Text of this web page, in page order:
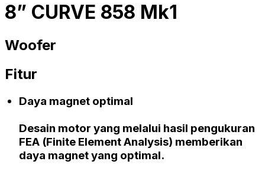
8” CURVE 858 Mk1
Woofer
Fitur
Daya magnet optimal
Desain motor yang melalui hasil pengukuran
FEA (Finite Element Analysis) memberikan
daya magnet yang optimal.